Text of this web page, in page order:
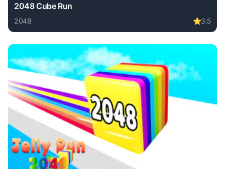
2048 Cube Run
2048 ⭐3.5
Play 2048 Cube Run online free. 2048 game, no